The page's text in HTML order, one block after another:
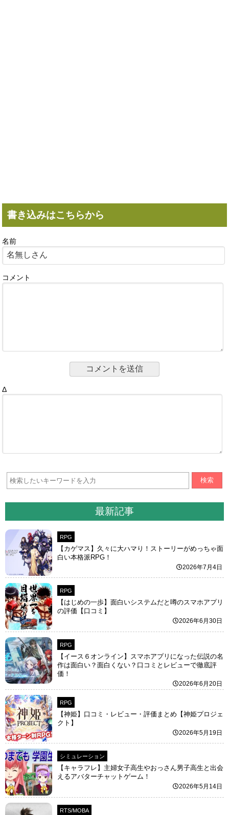
書き込みはこちらから
名前
コメント
Δ
検索
最新記事
RPG
【カゲマス】久々に大ハマり！ストーリーがめっちゃ面
白い本格派RPG！
2026年7月4日
RPG
【はじめの一歩】面白いシステムだと噂のスマホアプリ
の評価【口コミ】
2026年6月30日
RPG
【イース６オンライン】スマホアプリになった伝説の名
作は面白い？面白くない？口コミとレビューで徹底評
価！
2026年6月20日
RPG
【神姫】口コミ・レビュー・評価まとめ【神姫プロジェ
クト】
2026年5月19日
シミュレーション
【キャラフレ】主婦女子高生やおっさん男子高生と出会
えるアバターチャットゲーム！
2026年5月14日
RTS/MOBA